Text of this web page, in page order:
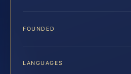
FOUNDED
LANGUAGES